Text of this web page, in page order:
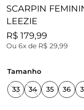
SCARPIN
LEEZIE
R$ 179,99
Ou 6x de R$ 29,99
tamanho
33 34 35 36